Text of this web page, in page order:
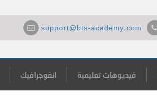
support@bts-academy.com
فيديوهات تعليمية انفوجرافيك